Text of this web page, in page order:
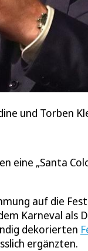
und Torben
eine „Santa
auf die
Karneval als
dekorierten
ergänzten.